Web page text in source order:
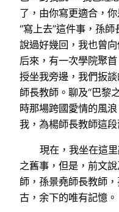
了，由你寫更適合，
“寫上去”這件事，孫
說過好幾回，我也曾
后來，有一次學院聚
授坐我旁邊，我們扳
師長教師。聊及“巴黎
時那場跨國愛情的風
我，為楊師長教師這
現在，我坐在這
之舊事，但是，前文
師，孫景堯師長教師
古，余下的唯有記憶。